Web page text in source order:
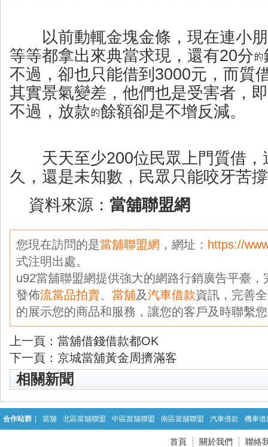
以前動輒金塊金條，現在連小
等等都拿出來典當求現，還有20分
不過，卻也只能借到3000元，而質
其實景氣變差，他們也是受害者，
不過，放款
餘額卻是不增反減。
天天至少200位民眾上門質借，
久，還是未知數，民眾只能咬牙苦
資料來源： 當舖聯盟網
您現在訪問的是當舖聯盟網 ，網址： https://
式注明出處。
u92當舖聯盟網提供強大的網路行銷廣告平臺
發佈流當品拍賣、 當舖及汽車借款資訊，完善
的展示您的商品和服務，讓您的客戶及時聯繫
上一頁： 當舖借錢借款都OK
下一頁： 京城當舖黃金周擠滿客
相關新聞
合作站群 當舖 北區當舖聯盟 中區當舖聯盟 南區當舖聯盟 汽車借款 機車借
首頁 關於我們 聯絡